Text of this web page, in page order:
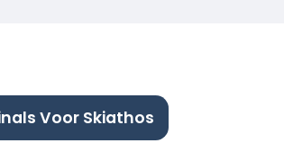
Voor Skiathos